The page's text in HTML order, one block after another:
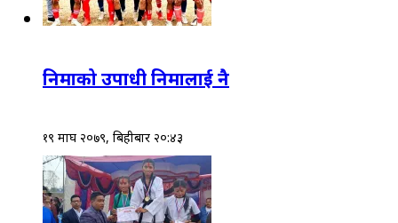
निमाको उपाधी निमालाई नै
१९ माघ २०७९, बिहीबार २०:४३